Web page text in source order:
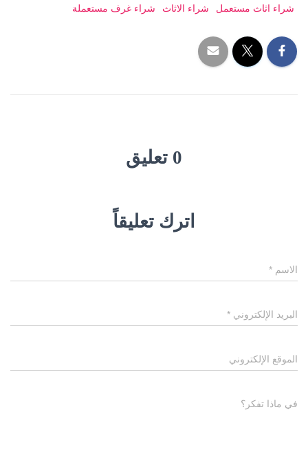
شراء اثاث مستعمل
شراء الاثاث شراء غرف مستعملة
0 تعليق
اترك تعليقاً
الاسم *
البريد الإلكتروني *
الموقع الإلكتروني
في ماذا تفكر؟